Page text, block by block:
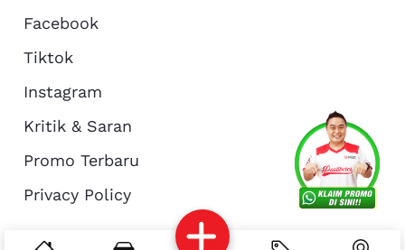
About Us
Reservasi Article
Facebook
Tiktok
Instagram
Kritik & Saran
Promo Terbaru
Privacy Policy